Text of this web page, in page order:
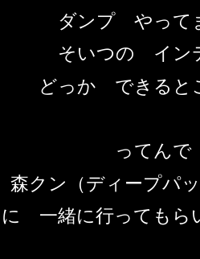
ダンプ やって
そいつの イン
どっか できると
ってんで
森クン（ディープパ
に 一緒に行ってもら